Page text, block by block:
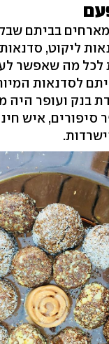
מארחים בביתם
ליקוט,
לכל מה שאפשר
לסדנאות
בנק ועופר היה
סיפורים, איש